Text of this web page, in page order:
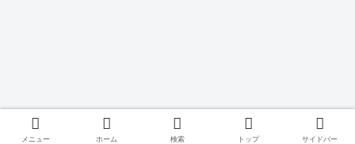
メニュー ホーム 検索 トップ サイドバー